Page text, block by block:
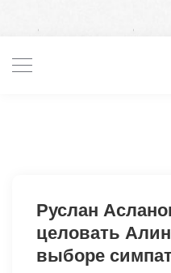
Руслан
целовать
выборе